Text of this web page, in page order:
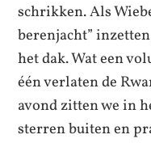
schrikken. Als
berenjacht”
het dak. Wat een
één verlaten de
avond zitten we in
sterren buiten en